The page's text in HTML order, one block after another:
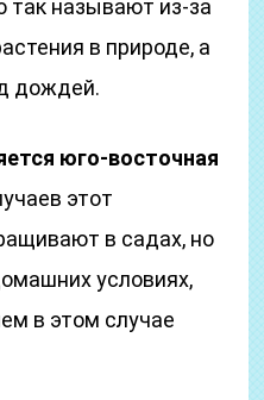
так называют из-за
в природе, а
дождей.
юго-восточная
этот
в садах, но
условиях,
в этом случае